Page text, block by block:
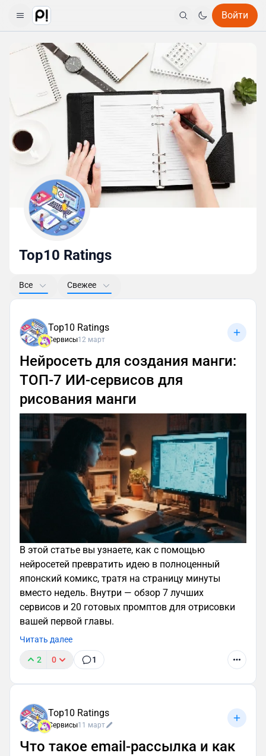
Войти
Top10 Ratings
Все Свежее
Top10 Ratings
Сервисы12 март
Нейросеть для создания манги:
ТОП‑7 ИИ-сервисов для
рисования манги
В этой статье вы узнаете, как с помощью
нейросетей превратить идею в полноценный
японский комикс, тратя на страницу минуты
вместо недель. Внутри — обзор 7 лучших
сервисов и 20 готовых промптов для отрисовки
вашей первой главы.
Читать далее
2 0 1
Top10 Ratings
Сервисы11 март
Что такое email‑рассылка и как